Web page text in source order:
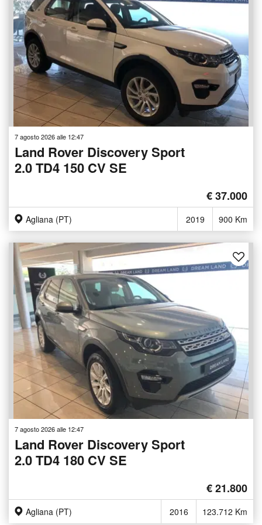
7 agosto 2026 alle 12:47
Land Rover Discovery Sport
2.0 TD4 150 CV SE
€ 37.000
Agliana (PT) 2019 900 Km
7 agosto 2026 alle 12:47
Land Rover Discovery Sport
2.0 TD4 180 CV SE
€ 21.800
Agliana (PT) 2016 123.712 Km